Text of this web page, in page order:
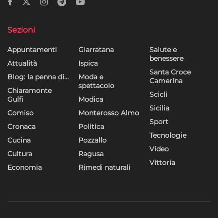
dei contenuti, Utilizzare profili per la selezione di contenuti
limitati per la selezione dei contenuti.
Funzionalità Sempre attivo
Abbinare e combinare dati provenienti da altre
fonti di dati, Collegare diversi dispositivi,
Identificare i dispositivi in base alle informazioni
trasmesse automaticamente.
Utilizzare dati di geolocalizzazione precisi,
Riconoscere i dispositivi in base a informazioni
Sezioni
Appuntamenti
Attualità
Blog: la penna di…
Chiaramonte
Gulfi
Comiso
Cronaca
Cucina
Cultura
Economia
Giarratana
Ispica
Moda e
spettacolo
Modica
Monterosso Almo
Politica
Pozzallo
Ragusa
Rimedi naturali
Salute e
benessere
Santa Croce
Camerina
Scicli
Sicilia
Sport
Tecnologie
Video
Vittoria